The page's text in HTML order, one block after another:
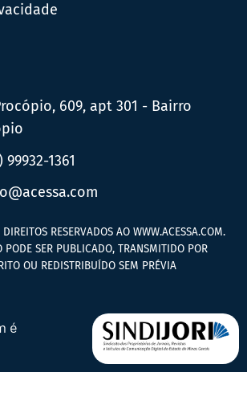
609, apt 301 - Bairro
99932-1361
RESERVADOS AO WWW.ACESSA.COM.
PODE SER PUBLICADO, TRANSMITIDO POR
OU REDISTRIBUÍDO SEM PRÉVIA
é